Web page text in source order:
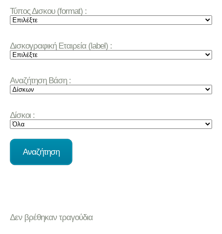
Τύπος Δισκου (format) :
Δισκογραφική Εταιρεία (label) :
Αναζήτηση Βάση :
Δίσκοι :
Δεν βρέθηκαν τραγούδια